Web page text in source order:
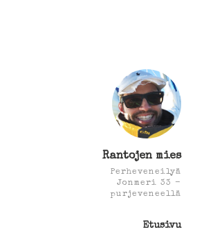
Rantojen mies
Perheveneilyä
Jonmeri 33 -
purjeveneellä
Etusivu